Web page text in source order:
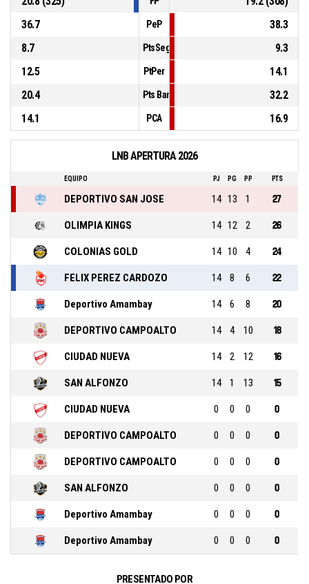
36.7
PeP
38.3
8.7
PtsSegCh
9.3
12.5
PtPer
14.1
20.4
Pts Banca
32.2
14.1
PCA 16.9
LNB APERTURA 2026
EQUIPO PJ PG PP PTS
DEPORTIVO SAN JOSE 14 13 1 27
OLIMPIA KINGS 14 12 2 26
COLONIAS GOLD 14 10 4 24
FELIX PEREZ CARDOZO 14 8 6 22
Deportivo Amambay 14 6 8 20
DEPORTIVO CAMPOALTO 14 4 10 18
CIUDAD NUEVA 14 2 12 16
SAN ALFONZO 14 1 13 15
CIUDAD NUEVA 0 0 0 0
DEPORTIVO CAMPOALTO 0 0 0 0
DEPORTIVO CAMPOALTO 0 0 0 0
SAN ALFONZO 0 0 0 0
Deportivo Amambay 0 0 0 0
Deportivo Amambay 0 0 0 0
PRESENTADO POR